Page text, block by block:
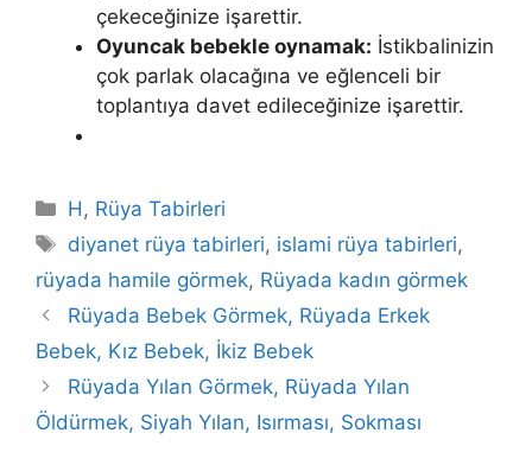
çekeceğinize işarettir.
Oyuncak bebekle oynamak: İstikbalinizin
çok parlak olacağına ve eğlenceli bir
toplantıya davet edilece­ğinize işarettir.
Kategoriler
H , Rüya Tabirleri
Etiketler
diyanet rüya tabirleri, islami rüya tabirleri,
rüyada hamile görmek, Rüyada kadın görmek
Rüyada Bebek Görmek, Rüyada Erkek
Bebek, Kız Bebek, İkiz Bebek
Rüyada Yılan Görmek, Rüyada Yılan
Öldürmek, Siyah Yılan, Isırması, Sokması